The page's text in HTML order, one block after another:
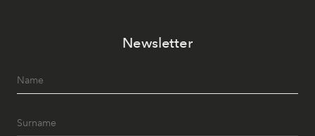
Newsletter